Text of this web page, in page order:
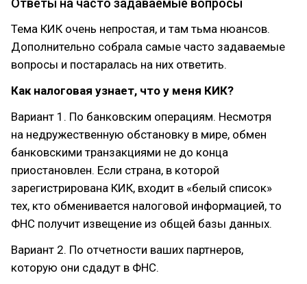
Ответы на часто задаваемые вопросы
Тема КИК очень непростая, и там тьма нюансов.
Дополнительно собрала самые часто задаваемые
вопросы и постаралась на них ответить.
Как налоговая узнает, что у меня КИК?
Вариант 1. По банковским операциям. Несмотря
на недружественную обстановку в мире, обмен
банковскими транзакциями не до конца
приостановлен. Если страна, в которой
зарегистрирована КИК, входит в «белый список»
тех, кто обменивается налоговой информацией, то
ФНС получит извещение из общей базы данных.
Вариант 2. По отчетности ваших партнеров,
которую они сдадут в ФНС.